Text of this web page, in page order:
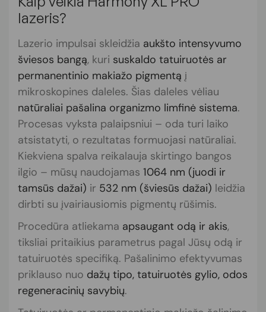
lazeris?
Lazerio impulsai skleidžia aukšto intensyvumo
šviesos bangą, kuri suskaldo tatuiruotės ar
permanentinio makiažo pigmentą į
mikroskopines daleles. Šias daleles vėliau
natūraliai pašalina organizmo limfinė sistema.
Procesas vyksta palaipsniui – oda turi laiko
atsistatyti, o rezultatas formuojasi natūraliai.
Kiekviena spalva reikalauja skirtingo bangos
ilgio – mūsų naudojamas 1064 nm (juodi ir
tamsūs dažai) ir 532 nm (šviesūs dažai) leidžia
dirbti su įvairiausiomis pigmentų rūšimis.
Procedūra atliekama apsaugant odą ir akis,
tiksliai pritaikius parametrus pagal Jūsų odą ir
tatuiruotės specifiką. Pašalinimo efektyvumas
priklauso nuo dažų tipo, tatuiruotės gylio, odos
regeneracinių savybių.